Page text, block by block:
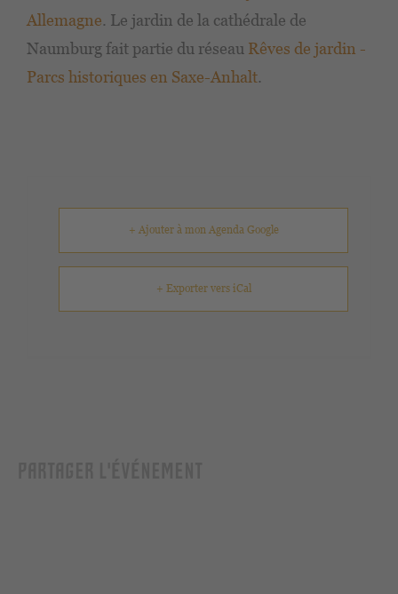
Allemagne. Le jardin de la cathédrale de
Naumburg fait partie du réseau Rêves de jardin -
Parcs historiques en Saxe-Anhalt.
+ Ajouter à mon Agenda Google
+ Exporter vers iCal